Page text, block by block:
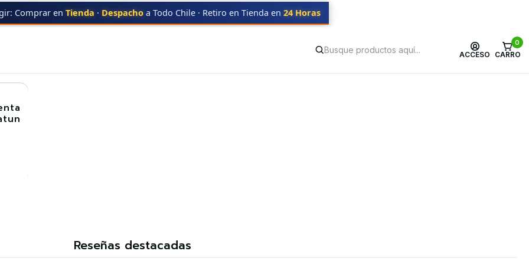
ACCESO
0
CARRO
Comprar en Tienda · Despacho a Todo Chile · Retiro en Tienda en 24 Horas
C4502 MAGENTA
MP-C4502 MAGENTA
Reseñas destacadas